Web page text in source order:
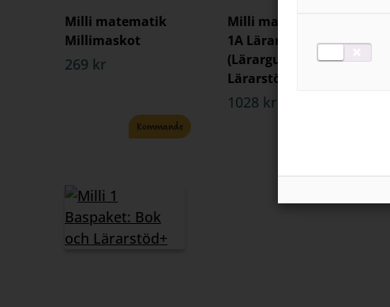
Milli matematik
Millimaskot
269 kr
Milli matematik
1A Lärarpaket
(Lärarguide +
Lärarstöd+)
1028 kr
Kommande